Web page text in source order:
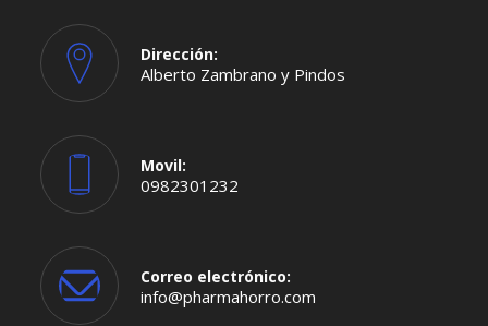
Dirección:
Alberto Zambrano y Pindos
Movil:
0982301232
aplicación
Correo electrónico:
info@pharmahorro.com